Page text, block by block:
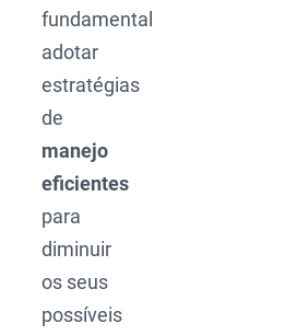
fundamental
adotar
estratégias
de
manejo
eficientes
para
diminuir
os seus
possíveis